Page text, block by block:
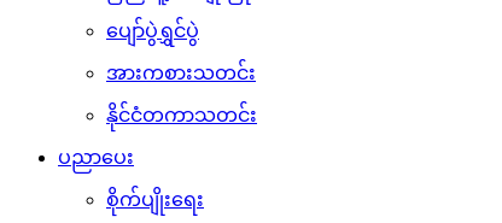
ပျော်ပွဲရွှင်ပွဲ
အားကစားသတင်း
နိုင်ငံတကာသတင်း
ပညာပေး
စိုက်ပျိုးရေး